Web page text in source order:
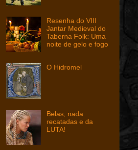
Resenha do VIII
Jantar Medieval do
Taberna Folk: Uma
noite de gelo e fogo
O Hidromel
Belas, nada
recatadas e da
LUTA!